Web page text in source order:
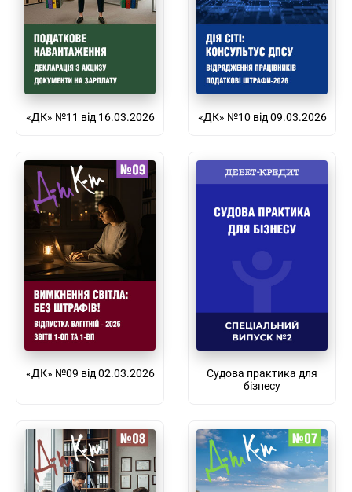
«ДК» №11 від 16.03.2026 «ДК» №10 від 09.03.2026
«ДК» №09 від 02.03.2026
Судова практика для
бізнесу